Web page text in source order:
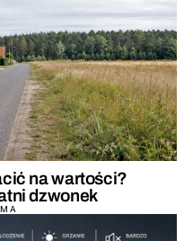
na wartości?
dzwonek